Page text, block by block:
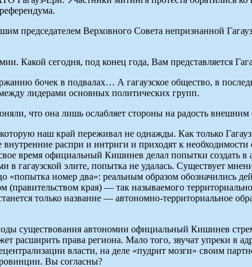
председателем Верховного Совета непризнанной
Какой сегодня, под конец года, Вам представляется
бочек в подвалах… А гагаузское общество, в
лидерами основных политических групп.
что она лишь ослабляет стороны на радость
наш край переживал не однажды. Как только
распри и интриги и приходят к
время официальный Кишинев делал попытки создать в
гагаузской элите, попытка не удалась. Существует
номер два»: реальным образом обозначились
края) — так называемого
только название — автономно-территориальное
существования автономии официальный Кишинев
права региона. Мало того, звучат упреки в
власти, на деле «пудрит мозги» своим
Вы согласны?